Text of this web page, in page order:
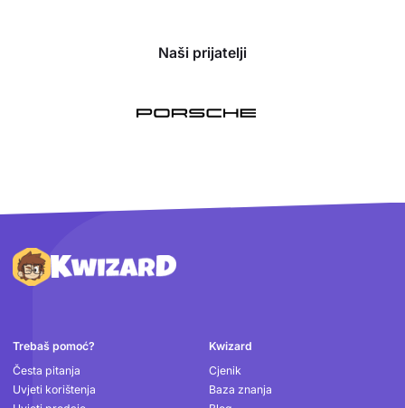
Naši prijatelji
Podnožje
Trebaš pomoć?
Česta pitanja
Uvjeti korištenja
Kwizard
Cjenik
Baza znanja